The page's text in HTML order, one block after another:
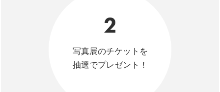
2
写真展のチケットを
抽選でプレゼント！